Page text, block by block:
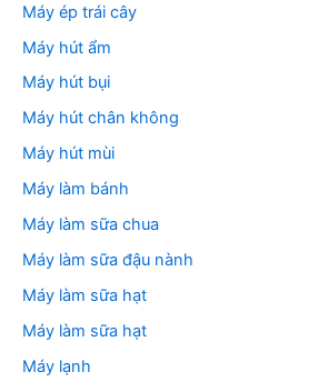
Máy ép trái cây
Máy hút ẩm
Máy hút bụi
Máy hút chân không
Máy hút mùi
Máy làm bánh
Máy làm sữa chua
Máy làm sữa đậu nành
Máy làm sữa hạt
Máy làm sữa hạt
Máy lạnh